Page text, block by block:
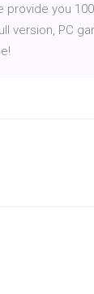
provide you
version, PC